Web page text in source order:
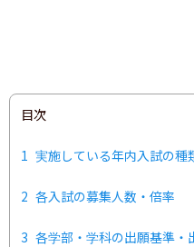
目次
1 実施している年内入試の種
2 各入試の募集人数・倍率
3 各学部・学科の出願基準・